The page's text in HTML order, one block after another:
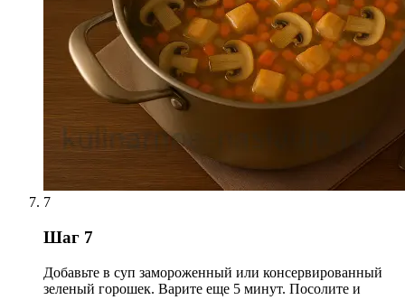
7
Шаг 7
Добавьте в суп замороженный или консервированный
зеленый горошек. Варите еще 5 минут. Посолите и